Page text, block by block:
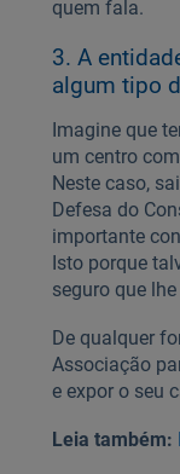
quem fala.
3. A
algum tipo
Imagine que
um centro
Neste caso,
Defesa do
importante
Isto porque
seguro que
De qualquer
Associação
e expor o seu
Leia também: